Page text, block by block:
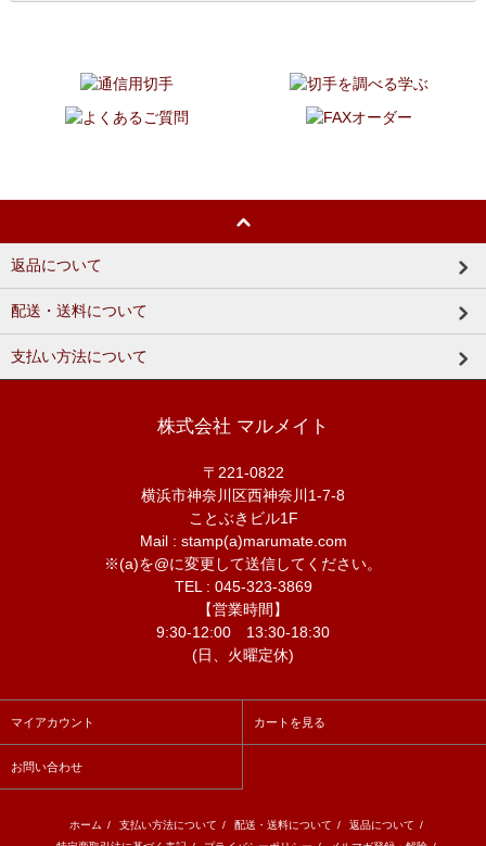
返品について
配送・送料について
支払い方法について
株式会社 マルメイト
〒221-0822
横浜市神奈川区西神奈川1-7-8
ことぶきビル1F
Mail : stamp(a)marumate.com
※(a)を@に変更して送信してください。
TEL : 045-323-3869
【営業時間】
9:30-12:00 13:30-18:30
(日、火曜定休)
マイアカウント カートを見る
お問い合わせ
ホーム / 支払い方法について / 配送・送料について / 返品について /